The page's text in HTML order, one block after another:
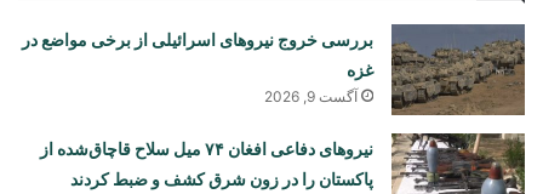
بررسی خروج نیروهای اسرائیلی از برخی مواضع در
غزه
آگست 9, 2026
نیروهای دفاعی افغان ۷۴ میل سلاح قاچاق‌شده از
پاکستان را در زون شرق کشف و ضبط کردند